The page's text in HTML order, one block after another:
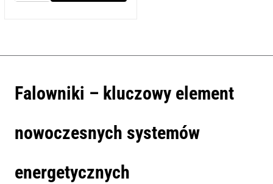
Falowniki – kluczowy element
nowoczesnych systemów
energetycznych